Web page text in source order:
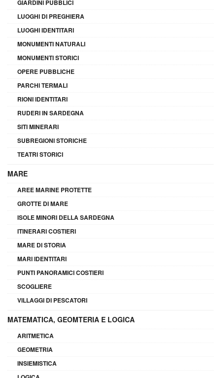
GIARDINI PUBBLICI
LUOGHI DI PREGHIERA
LUOGHI IDENTITARI
MONUMENTI NATURALI
MONUMENTI STORICI
OPERE PUBBLICHE
PARCHI TERMALI
RIONI IDENTITARI
RUDERI IN SARDEGNA
SITI MINERARI
SUBREGIONI STORICHE
TEATRI STORICI
MARE
AREE MARINE PROTETTE
GROTTE DI MARE
ISOLE MINORI DELLA SARDEGNA
ITINERARI COSTIERI
MARE DI STORIA
MARI IDENTITARI
PUNTI PANORAMICI COSTIERI
SCOGLIERE
VILLAGGI DI PESCATORI
MATEMATICA, GEOMTERIA E LOGICA
ARITMETICA
GEOMETRIA
INSIEMISTICA